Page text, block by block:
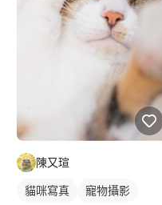
陳又瑄
貓咪寫真 寵物攝影